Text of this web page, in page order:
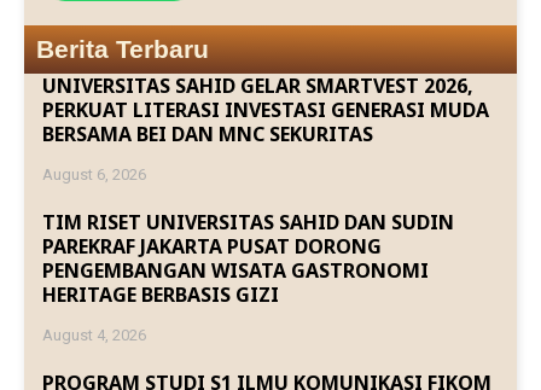
Berita Terbaru
UNIVERSITAS SAHID GELAR SMARTVEST 2026,
PERKUAT LITERASI INVESTASI GENERASI MUDA
BERSAMA BEI DAN MNC SEKURITAS
August 6, 2026
TIM RISET UNIVERSITAS SAHID DAN SUDIN
PAREKRAF JAKARTA PUSAT DORONG
PENGEMBANGAN WISATA GASTRONOMI
HERITAGE BERBASIS GIZI
August 4, 2026
PROGRAM STUDI S1 ILMU KOMUNIKASI FIKOM